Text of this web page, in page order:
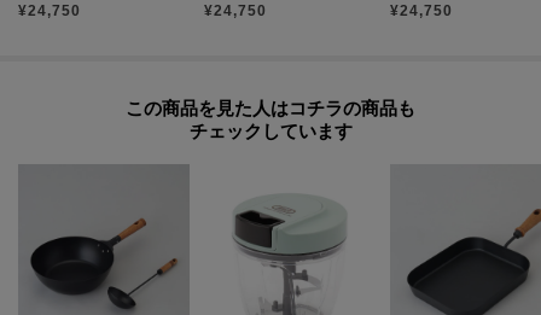
¥24,750 ¥24,750 ¥24,750
この商品を見た人はコチラの商品も
チェックしています